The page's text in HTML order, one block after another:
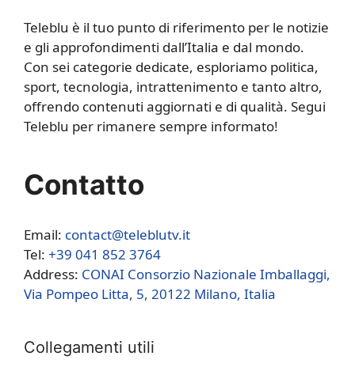
Teleblu è il tuo punto di riferimento per le notizie
e gli approfondimenti dall’Italia e dal mondo.
Con sei categorie dedicate, esploriamo politica,
sport, tecnologia, intrattenimento e tanto altro,
offrendo contenuti aggiornati e di qualità. Segui
Teleblu per rimanere sempre informato!
Contatto
Email: contact@teleblutv.it
Tel: +39 041 852 3764
Address: CONAI Consorzio Nazionale Imballaggi,
Via Pompeo Litta, 5, 20122 Milano, Italia
Collegamenti utili